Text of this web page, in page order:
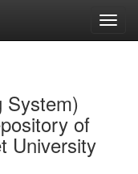
System)
of
University